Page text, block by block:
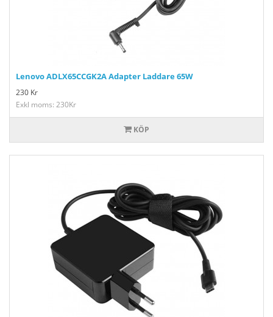
Lenovo ADLX65CCGK2A Adapter Laddare 65W
230 Kr
Exkl moms: 230Kr
KÖP